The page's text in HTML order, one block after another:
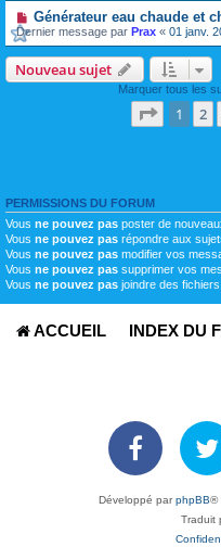
Générateur eau chaude et
Dernier message par Prax « 01 janv.
Nouveau sujet
Marquer tous les
Page 1
1 2
PERMISSIONS DU FORUM
Vous ne pouvez pas poster de
Vous ne pouvez pas répondre aux
Vous ne pouvez pas modifier vos
Vous ne pouvez pas supprimer vos
Vous ne pouvez pas joindre des fichiers
ACCUEIL INDEX DU
Développé parphpBB®
Traduit